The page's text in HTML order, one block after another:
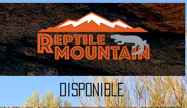
Disponible